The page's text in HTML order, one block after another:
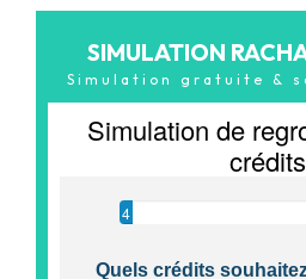
SIMULATION
Simulation gratuite &